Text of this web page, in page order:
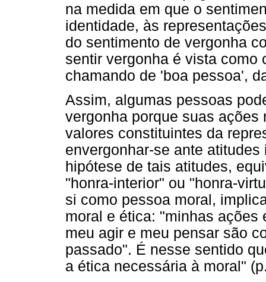
na medida em que o
identidade, às
do sentimento de vergonha
sentir vergonha é vista como
chamando de 'boa pessoa',
Assim, algumas pessoas
vergonha porque suas
valores constituintes da
envergonhar-se ante
hipótese de tais atitudes,
"honra-interior" ou "honra-
si como pessoa moral,
moral e ética: "minhas ações
meu agir e meu pensar são
passado". É nesse sentido
a ética necessária à moral"